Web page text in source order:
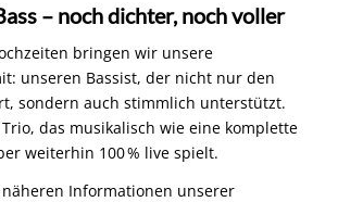
– noch dichter, noch voller
bringen wir unsere
unseren Bassist, der nicht nur den
sondern auch stimmlich unterstützt.
das musikalisch wie eine komplette
weiterhin 100 % live spielt.
Informationen unserer